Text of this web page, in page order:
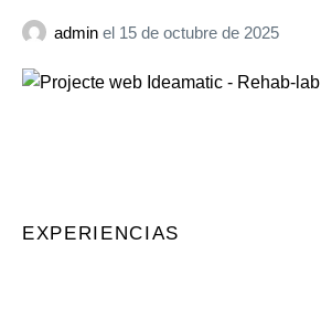
admin el 15 de octubre de 2025
EXPERIENCIAS